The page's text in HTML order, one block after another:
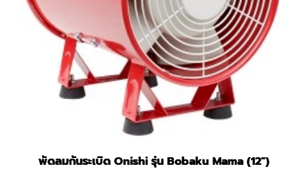
พัดลมกันระเบิด Onishi รุ่น Bobaku Mama (12″)